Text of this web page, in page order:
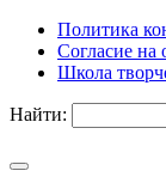
Политика
Согласие на
Школа
Найти: